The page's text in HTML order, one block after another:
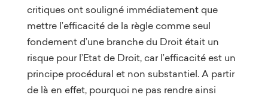
critiques ont souligné immédiatement que
mettre l’efficacité de la règle comme seul
fondement d’une branche du Droit était un
risque pour l’Etat de Droit, car l’efficacité est un
principe procédural et non substantiel. A partir
de là en effet, pourquoi ne pas rendre ainsi